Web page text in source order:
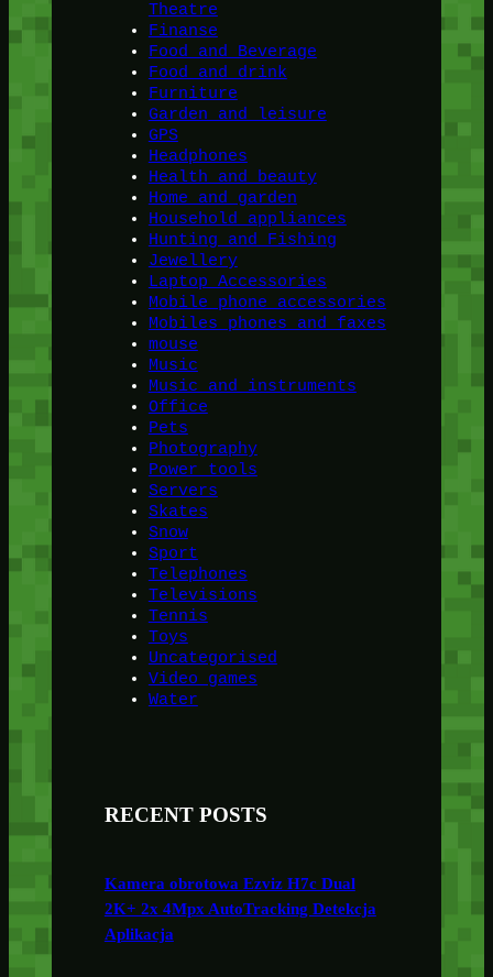
Theatre
Finanse
Food and Beverage
Food and drink
Furniture
Garden and leisure
GPS
Headphones
Health and beauty
Home and garden
Household appliances
Hunting and Fishing
Jewellery
Laptop Accessories
Mobile phone accessories
Mobiles phones and faxes
mouse
Music
Music and instruments
Office
Pets
Photography
Power tools
Servers
Skates
Snow
Sport
Telephones
Televisions
Tennis
Toys
Uncategorised
Video games
Water
RECENT POSTS
Kamera obrotowa Ezviz H7c Dual
2K+ 2x 4Mpx AutoTracking Detekcja
Aplikacja